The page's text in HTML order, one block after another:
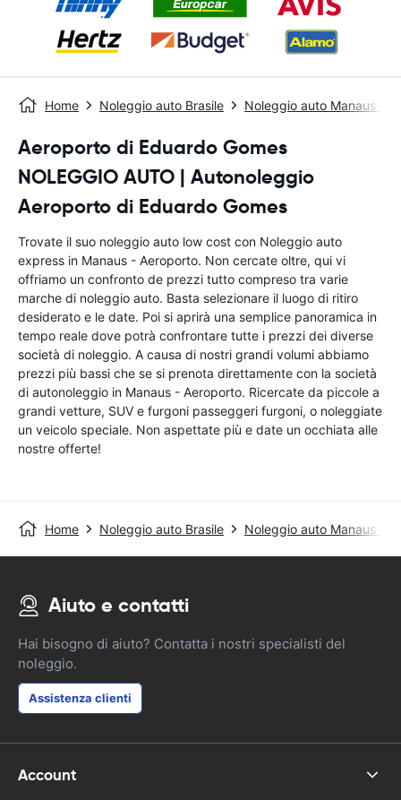
Home Noleggio auto Brasile Noleggio auto Manaus -
Aeroporto di Eduardo Gomes
NOLEGGIO AUTO | Autonoleggio
Aeroporto di Eduardo Gomes
Trovate il suo noleggio auto low cost con Noleggio auto
express in Manaus - Aeroporto. Non cercate oltre, qui vi
offriamo un confronto de prezzi tutto compreso tra varie
marche di noleggio auto. Basta selezionare il luogo di ritiro
desiderato e le date. Poi si aprirà una semplice panoramica in
tempo reale dove potrà confrontare tutte i prezzi dei diverse
società di noleggio. A causa di nostri grandi volumi abbiamo
prezzi più bassi che se si prenota direttamente con la società
di autonoleggio in Manaus - Aeroporto. Ricercate da piccole a
grandi vetture, SUV e furgoni passeggeri furgoni, o noleggiate
un veicolo speciale. Non aspettate più e date un occhiata alle
nostre offerte!
Home Noleggio auto Brasile Noleggio auto Manaus -
Aiuto e contatti
Hai bisogno di aiuto? Contatta i nostri specialisti del
noleggio.
Assistenza clienti
Account